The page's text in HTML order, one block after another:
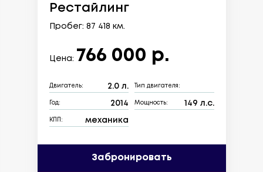
Рестайлинг
Пробег: 87 418 км.
Цена: 766 000 р.
Двигатель: 2.0 л. Тип двигателя:
Год: 2014 Мощность: 149 л.с.
КПП: механика
Забронировать